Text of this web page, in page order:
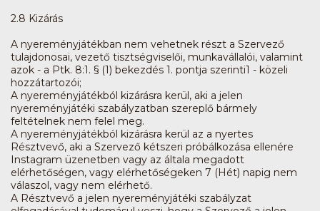
2.8 Kizárás
A nyereményjátékban nem vehetnek részt a Szervező
tulajdonosai, vezető tisztségviselői, munkavállalói, valamint
azok - a Ptk. 8:1. § (1) bekezdés 1. pontja szerinti1 - közeli
hozzátartozói;
A nyereményjátékból kizárásra kerül, aki a jelen
nyereményjátéki szabályzatban szereplő bármely
feltételnek nem felel meg.
A nyereményjátékból kizárásra kerül az a nyertes
Résztvevő, aki a Szervező kétszeri próbálkozása ellenére
Instagram üzenetben vagy az általa megadott
elérhetőségen, vagy elérhetőségeken 7 (Hét) napig nem
válaszol, vagy nem elérhető.
A Résztvevő a jelen nyereményjátéki szabályzat